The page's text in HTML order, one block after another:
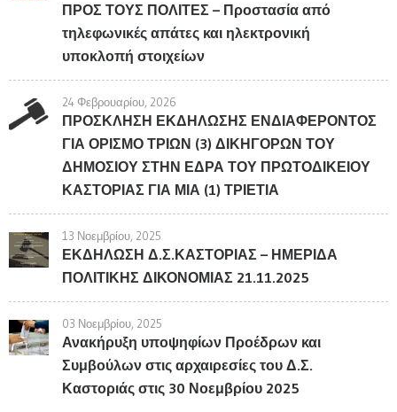
ΠΡΟΣ ΤΟΥΣ ΠΟΛΙΤΕΣ – Προστασία από
τηλεφωνικές απάτες και ηλεκτρονική
υποκλοπή στοιχείων
24 Φεβρουαρίου, 2026
ΠΡΟΣΚΛΗΣΗ ΕΚΔΗΛΩΣΗΣ ΕΝΔΙΑΦΕΡΟΝΤΟΣ
ΓΙΑ ΟΡΙΣΜΟ ΤΡΙΩΝ (3) ΔΙΚΗΓΟΡΩΝ ΤΟΥ
ΔΗΜΟΣΙΟΥ ΣΤΗΝ ΕΔΡΑ ΤΟΥ ΠΡΩΤΟΔΙΚΕΙΟΥ
ΚΑΣΤΟΡΙΑΣ ΓΙΑ ΜΙΑ (1) ΤΡΙΕΤΙΑ
13 Νοεμβρίου, 2025
ΕΚΔΗΛΩΣΗ Δ.Σ.ΚΑΣΤΟΡΙΑΣ – ΗΜΕΡΙΔΑ
ΠΟΛΙΤΙΚΗΣ ΔΙΚΟΝΟΜΙΑΣ 21.11.2025
03 Νοεμβρίου, 2025
Ανακήρυξη υποψηφίων Προέδρων και
Συμβούλων στις αρχαιρεσίες του Δ.Σ.
Καστοριάς στις 30 Νοεμβρίου 2025